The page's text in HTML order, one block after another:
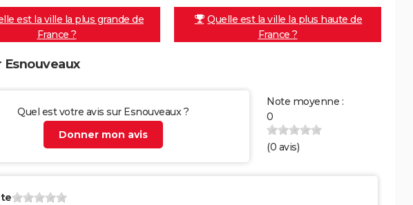
est la ville la plus grande de
France ?
Quelle est la ville la plus haute de
France ?
Esnouveaux
Quel est votre avis sur Esnouveaux ?
Donner mon avis
Note moyenne :
0
(0 avis)